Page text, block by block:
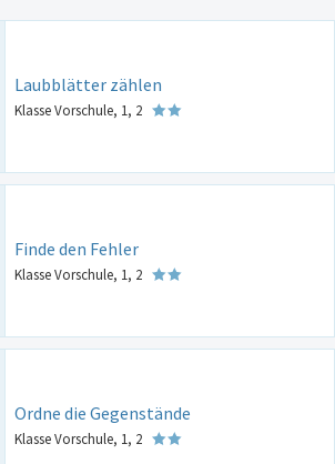
Laubblätter zählen
Klasse Vorschule, 1, 2
Finde den Fehler
Klasse Vorschule, 1, 2
Ordne die Gegenstände
Klasse Vorschule, 1, 2